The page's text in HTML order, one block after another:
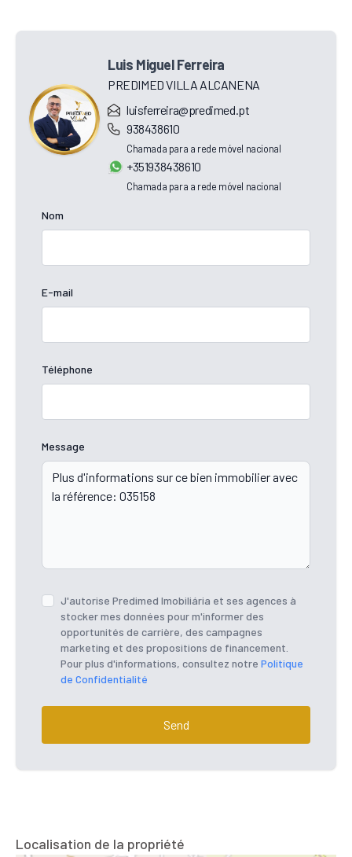
Luis Miguel Ferreira
PREDIMED VILLA ALCANENA
luisferreira@predimed.pt
938438610
Chamada para a rede móvel nacional
+351938438610
Chamada para a rede móvel nacional
Nom
E-mail
Téléphone
Message
J'autorise Predimed Imobiliária et ses agences à
stocker mes données pour m'informer des
opportunités de carrière, des campagnes
marketing et des propositions de financement.
Pour plus d'informations, consultez notre Politique
de Confidentialité
Send
Localisation de la propriété